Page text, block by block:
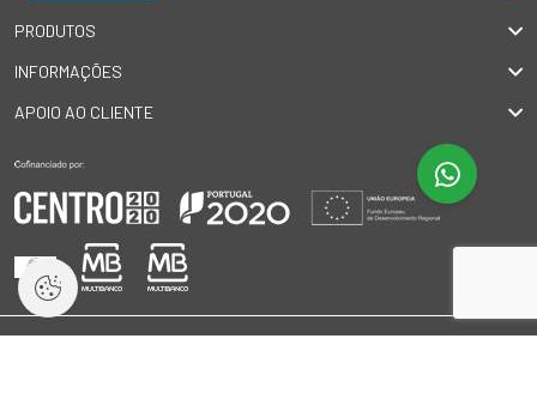
PRODUTOS
INFORMAÇÕES
APOIO AO CLIENTE